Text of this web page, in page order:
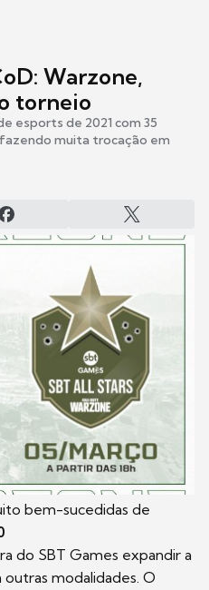
Warzone,
torneio
esports de 2021 com 35
muita trocação em
bem-sucedidas de
do SBT Games expandir a
modalidades. O